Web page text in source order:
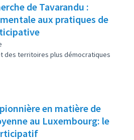
de Tavarandu :
aux pratiques de
des territoires plus démocratiques
en matière de
au Luxembourg: le